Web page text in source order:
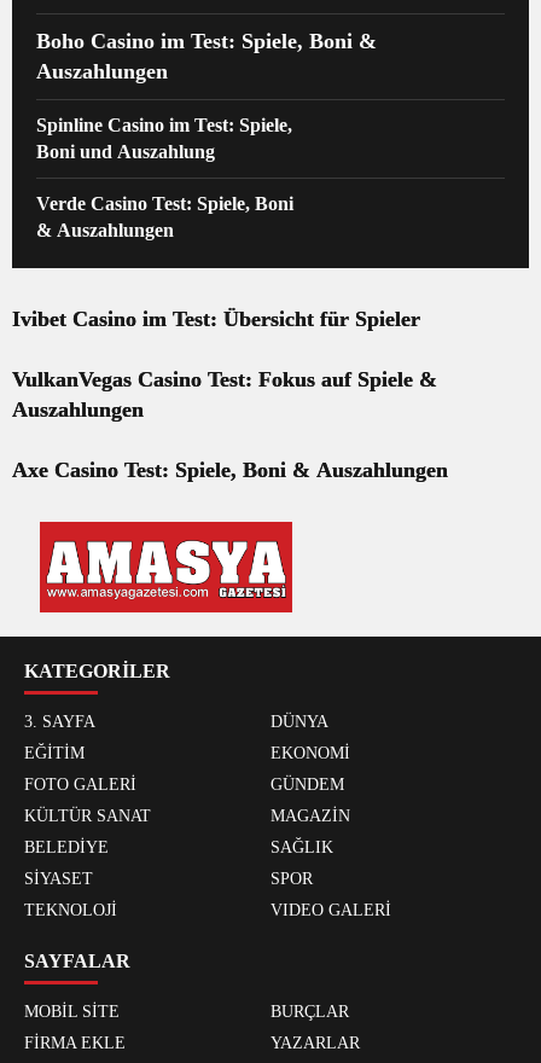
Boho Casino im Test: Spiele, Boni &
Auszahlungen
Spinline Casino im Test: Spiele,
Boni und Auszahlung
Verde Casino Test: Spiele, Boni
& Auszahlungen
Ivibet Casino im Test: Übersicht für Spieler
VulkanVegas Casino Test: Fokus auf Spiele &
Auszahlungen
Axe Casino Test: Spiele, Boni & Auszahlungen
KATEGORİLER
3. SAYFA
DÜNYA
EĞİTİM
EKONOMİ
FOTO GALERİ
GÜNDEM
KÜLTÜR SANAT
MAGAZİN
BELEDİYE
SAĞLIK
SİYASET
SPOR
TEKNOLOJİ
VIDEO GALERİ
SAYFALAR
MOBİL SİTE
BURÇLAR
FİRMA EKLE
YAZARLAR